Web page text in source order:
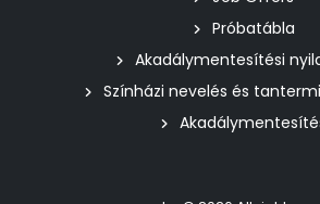
Próbatábla
Akadálymentesítési
Színházi nevelés és